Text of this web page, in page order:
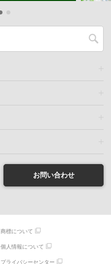
お問い合わせ
商標について
個人情報について
プライバシーセンター